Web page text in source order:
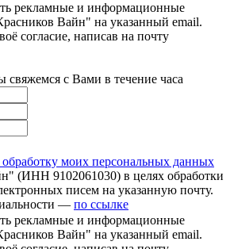
рекламные и информационные
Вайн" на указанный email.
согласие, написав на почту
с Вами в течение часа
обработку моих персональных данных
(ИНН 9102061030) в целях обработки
писем на указанную почту.
— по ссылке
рекламные и информационные
Вайн" на указанный email.